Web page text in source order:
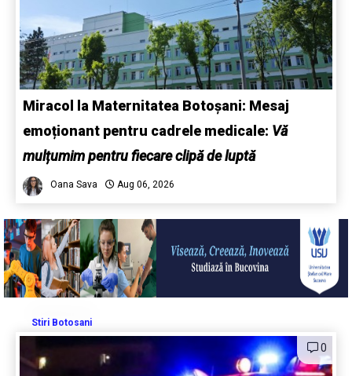
Miracol la Maternitatea Botoșani: Mesaj
emoționant pentru cadrele medicale: Vă
mulțumim pentru fiecare clipă de luptă
Oana Sava Aug 06, 2026
Stiri Botosani
0